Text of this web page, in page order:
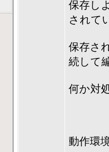
保存し
されて
保存さ
続して
何か対
動作環